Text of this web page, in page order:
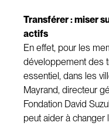
Transférer : miser
actifs
En effet, pour les
développement des
essentiel, dans les
Mayrand, directeur
Fondation David
peut aider à changer